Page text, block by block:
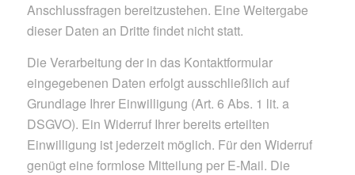
Anschlussfragen bereitzustehen. Eine Weitergabe
dieser Daten an Dritte findet nicht statt.
Die Verarbeitung der in das Kontaktformular
eingegebenen Daten erfolgt ausschließlich auf
Grundlage Ihrer Einwilligung (Art. 6 Abs. 1 lit. a
DSGVO). Ein Widerruf Ihrer bereits erteilten
Einwilligung ist jederzeit möglich. Für den Widerruf
genügt eine formlose Mitteilung per E-Mail. Die